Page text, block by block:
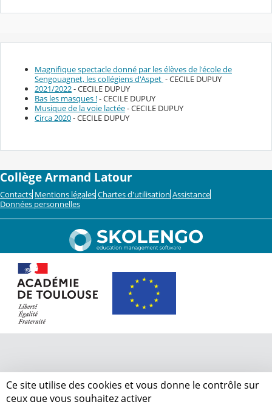
Magnifique spectacle donné par les élèves de l'école de
Sengouagnet, les collégiens d'Aspet - CECILE DUPUY
2021/2022- CECILE DUPUY
Bas les masques !- CECILE DUPUY
Musique de la voie lactée- CECILE DUPUY
Circa 2020- CECILE DUPUY
Collège Armand Latour
Contacts Mentions légales Chartes d'utilisation Assistance
Données personnelles
Ce site utilise des cookies et vous donne le contrôle sur
ceux que vous souhaitez activer